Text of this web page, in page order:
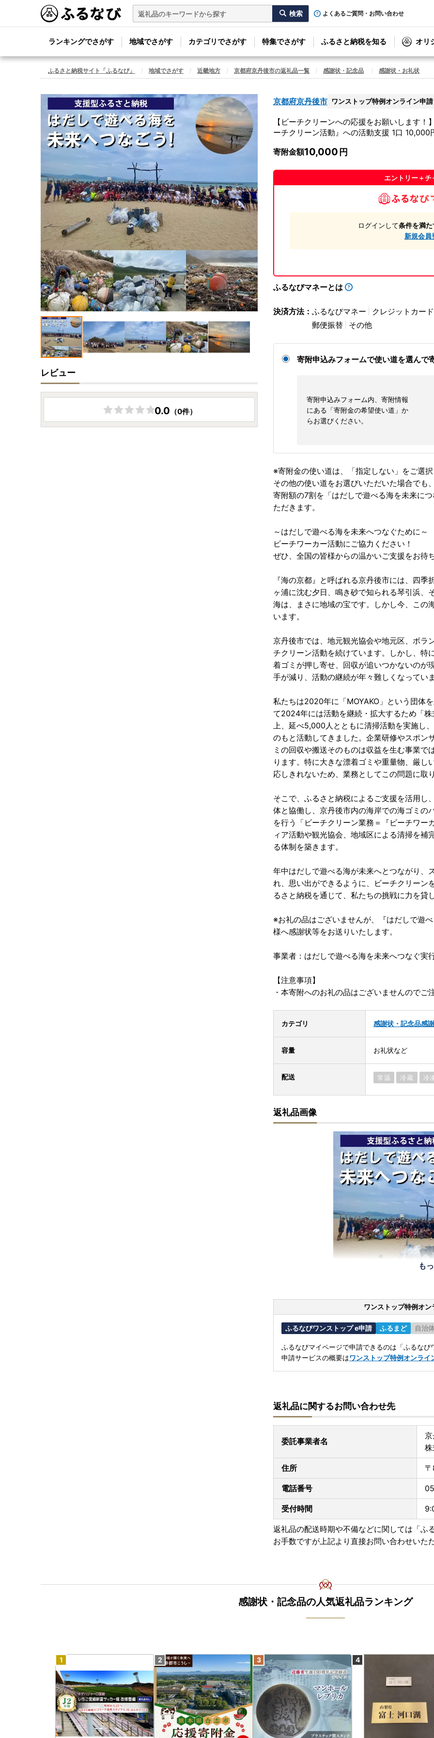
よくあるご質問・お問い合わせ
ランキングでさがす 地域でさがす カテゴリでさがす 特集でさがす ふるさと納税を知る オリ
ふるさと納税サイト「ふるなび」 地域でさがす 近畿地方 京都府京丹後市の返礼品一覧 感謝状・記念品 感謝状・お礼状
京都府京丹後市 ワンストップ特例オンライン申請
【ビーチクリーンへの応援をお願いします
ーチクリーン活動』への活動支援 1口 10,000
寄附金額10,000
エントリー＋
ログインして条件を満
新規会員
ふるなびマネーとは
決済方法： ふるなびマネー
クレジットカード
郵便振替
その他
寄附申込みフォームで使い道を選んで
寄附申込みフォーム内、寄附情報
にある「寄附金の希望使い道」か
らお選びください。
※寄附金の使い道は、「指定しない」をご選
その他の使い道をお選びいただいた場合でも
寄附額の7割を「はだしで遊べる海を未来に
ただきます。
～はだしで遊べる海を未来へつなぐために～
ビーチワーカー活動にご協力ください！
ぜひ、全国の皆様からの温かいご支援をお待
『海の京都』と呼ばれる京丹後市には、四
ヶ浦に沈む夕日、鳴き砂で知られる琴引浜
海は、まさに地域の宝です。しかし今、この
います。
京丹後市では、地元観光協会や地元区、ボラ
チクリーン活動を続けています。しかし、特
着ゴミが押し寄せ、回収が追いつかないのが
手が減り、活動の継続が年々難しくなってい
私たちは2020年に「MOYAKO」という団体
て2024年には活動を継続・拡大するため「
上、延べ5,000人とともに清掃活動を実施し
のもと活動してきました。企業研修やスポン
ミの回収や搬送そのものは収益を生む事業
ります。特に大きな漂着ゴミや重量物、厳
応しきれないため、業務としてこの問題に取
そこで、ふるさと納税によるご支援を活用し
体と協働し、京丹後市内の海岸での海ゴミの
を行う「ビーチクリーン業務＝『ビーチワ
ィア活動や観光協会、地域区による清掃を
る体制を築きます。
年中はだしで遊べる海が未来へとつながり、
れ、思い出ができるように、ビーチクリーン
るさと納税を通じて、私たちの挑戦に力を貸
※お礼の品はございませんが、『はだしで遊
様へ感謝状等をお送りいたします。
事業者：はだしで遊べる海を未来へつなぐ実
【注意事項】
・本寄附へのお礼の品はございませんのでご
カテゴリ 感謝状・記念品感
容量 お礼状など
配送 常温 冷蔵 冷
返礼品画像
も
ワンストップ特例オン
ふるなびワンストップ e申請 ふるまど 自治
ふるなびマイページで申請できるのは「ふるな
申請サービスの概要はワンストップ特例オンライ
返礼品に関するお問い合わせ先
委託事業者名
住所
電話番号
受付時間
返礼品の配送時期や不備などに関しては「ふ
お手数ですが上記より直接お問い合わせいた
レビュー
0.0 （0件）
感謝状・記念品の人気返礼品ランキング